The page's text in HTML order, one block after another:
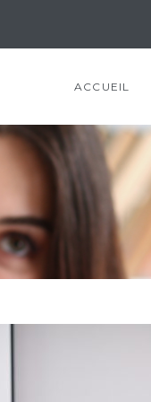
ACCUEIL